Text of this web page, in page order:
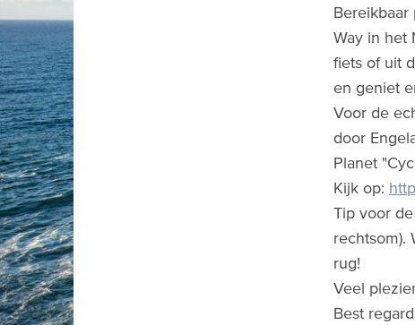
Way in het
fiets of uit
en geniet
Voor de
door
Planet
Kijk op:
Tip voor
rechtsom).
rug!
Veel
Best